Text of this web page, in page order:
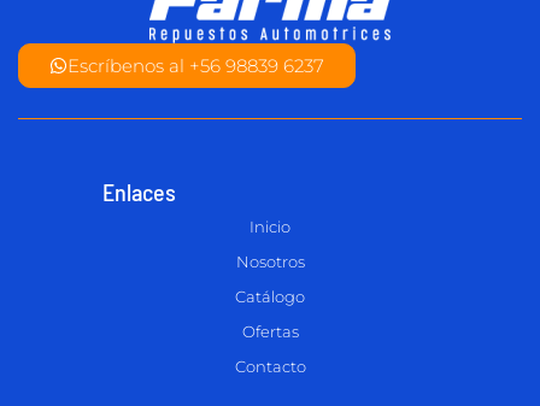
Escríbenos al +56 98839 6237
Enlaces
Inicio
Nosotros
Catálogo
Ofertas
Contacto